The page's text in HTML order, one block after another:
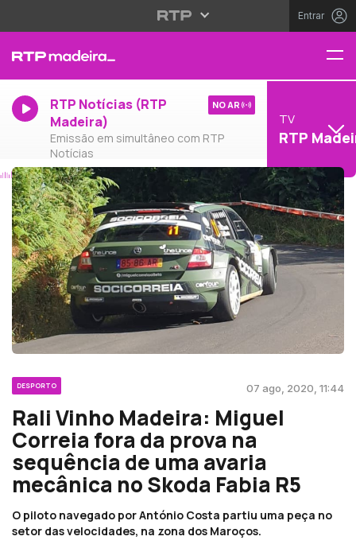
Entrar
RTP Notícias (RTP
Madeira)
Emissão em simultâneo com RTP
Notícias
NO AR
TV
RTP
DESPORTO 07 ago, 2020, 11:44
Rali Vinho Madeira: Miguel
Correia fora da prova na
sequência de uma avaria
mecânica no Skoda Fabia R5
O piloto navegado por António Costa partiu uma peça no
setor das velocidades, na zona dos Maroços.